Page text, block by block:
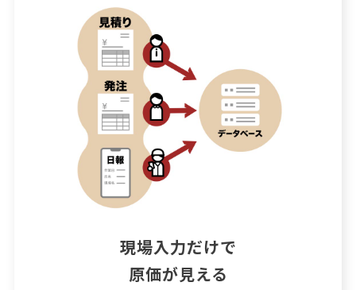
現場入力だけで
原価が見える